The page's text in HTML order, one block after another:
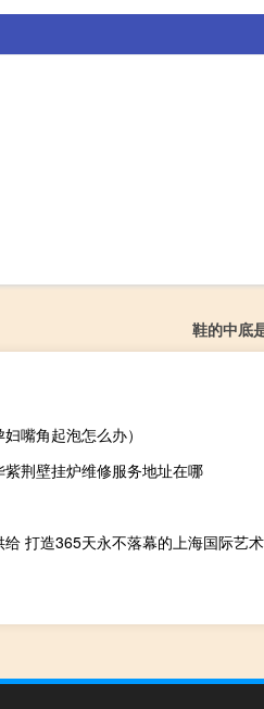
鞋的中底
嘴角起泡怎么办）
荆壁挂炉维修服务地址在哪
打造365天永不落幕的上海国际艺